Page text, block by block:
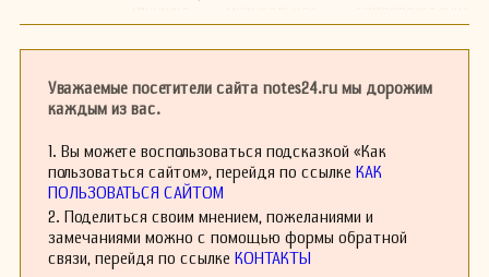
богослужений.
С 1864 года Барнби был дирижером хора «Хор
Королевского альберт-холла в Лондоне,
сменив Шарля Гуно. Эту должность он
стал прецентором и музыкальным директором
колледжа Итона, а в 1892 году был назначен
директором школы музыки Гилдхолла, в том
же году получив титул рыцаря.
В его творческом наследии значатся
оратория «Ревека»,Psalm 97 «Господь на
Уважаемые посетители сайта notes24.ru мы дорожим
каждым из вас.
1. Вы можете воспользоваться подсказкой «Как
пользоваться сайтом», перейдя по ссылке КАК
ПОЛЬЗОВАТЬСЯ САЙТОМ
2. Поделиться своим мнением, пожеланиями и
замечаниями можно с помощью формы обратной
связи, перейдя по ссылке КОНТАКТЫ